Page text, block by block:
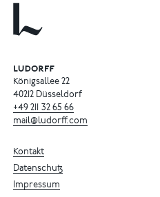
Königsallee 22
40212 Düsseldorf
+49 211 32 65 66
mail@ludorff.com
Kontakt
Datenschutz
Impressum